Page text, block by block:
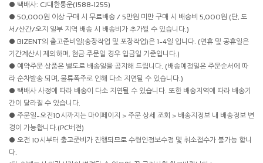
● 택배사: CJ대한통운(1588-1255)
● 50,000원 이상 구매 시 무료배송 / 5만원 미만 구매 시 배송비 5,000원 (단, 도
서/산간/오지 일부 지역 배송 시 배송비가 추가될 수 있습니다.)
● BIZENT의 출고준비일(송장작업 및 포장작업)은 1~4일 입니다. (연휴 및 공휴일은
기간계산시 제외하며, 현금 주문일 경우 입금일 기준입니다.)
● 예약주문 상품은 별도로 배송일을 공지해 드립니다. (배송예정일은 주문순서에 따
라 순차발송 되며, 물류폭주로 인해 다소 지연될 수 있습니다.)
● 택배사 사정에 따라 배송이 다소 지연될 수 있습니다. 또한 배송지역에 따라 배송기
간이 달라질 수 있습니다.
● 주문일~오전10시까지는 마이페이지 > 주문 상세 조회 > 배송지정보 내 배송정보 변
경이 가능합니다.(PC버전)
● 오전 10시부터 출고준비가 진행되므로 수령인정보수정 및 취소접수가 불가능 합니
다.